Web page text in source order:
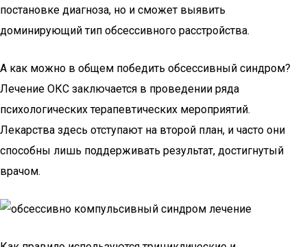
постановке диагноза, но и сможет выявить
доминирующий тип обсессивного расстройства.
А как можно в общем победить обсессивный синдром?
Лечение ОКС заключается в проведении ряда
психологических терапевтических мероприятий.
Лекарства здесь отступают на второй план, и часто они
способны лишь поддерживать результат, достигнутый
врачом.